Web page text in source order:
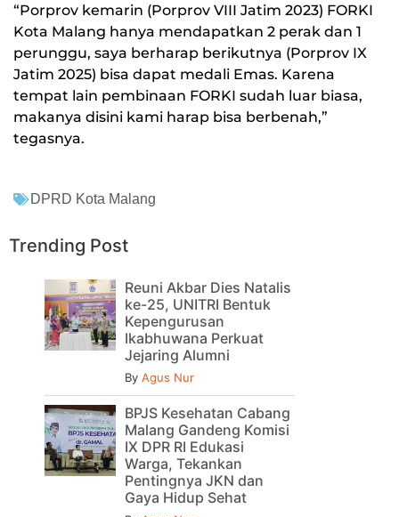
“Porprov kemarin (Porprov VIII Jatim 2023) FORKI
Kota Malang hanya mendapatkan 2 perak dan 1
perunggu, saya berharap berikutnya (Porprov IX
Jatim 2025) bisa dapat medali Emas. Karena
tempat lain pembinaan FORKI sudah luar biasa,
makanya disini kami harap bisa berbenah,”
tegasnya.
DPRD Kota Malang
Trending Post
Reuni Akbar Dies Natalis
ke-25, UNITRI Bentuk
Kepengurusan
Ikabhuwana Perkuat
Jejaring Alumni
By Agus Nur
BPJS Kesehatan Cabang
Malang Gandeng Komisi
IX DPR RI Edukasi
Warga, Tekankan
Pentingnya JKN dan
Gaya Hidup Sehat